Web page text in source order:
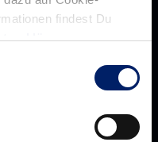
findest Du
.